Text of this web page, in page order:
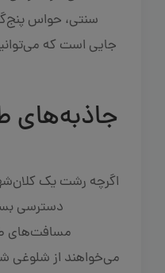
سنتی، حواس
جایی است که
جاذبه‌های
اگرچه رشت یک
دسترسی
مسافت‌های
می‌خواهند از شلوغی